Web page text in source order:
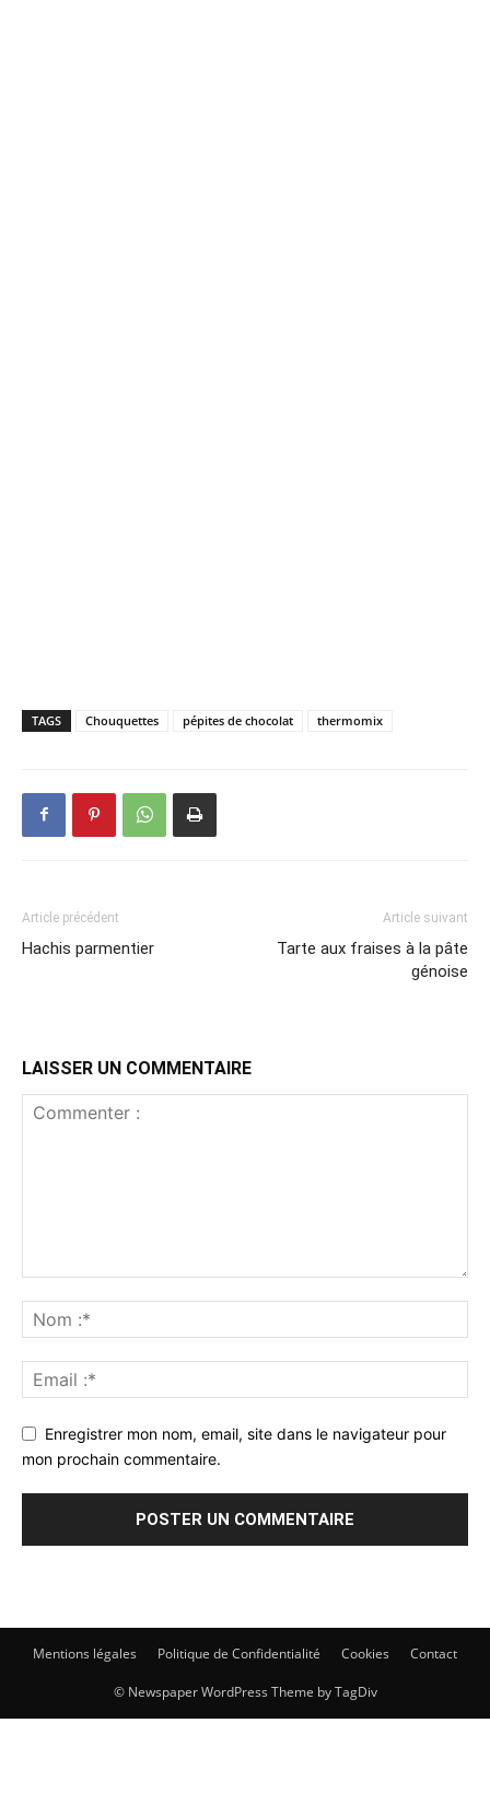
TAGS Chouquettes pépites de chocolat thermomix
Article précédent
Hachis parmentier
Article suivant
Tarte aux fraises à la pâte
génoise
LAISSER UN COMMENTAIRE
Enregistrer mon nom, email, site dans le navigateur pour
mon prochain commentaire.
Mentions légales Politique de Confidentialité Cookies Contact
© Newspaper WordPress Theme by TagDiv